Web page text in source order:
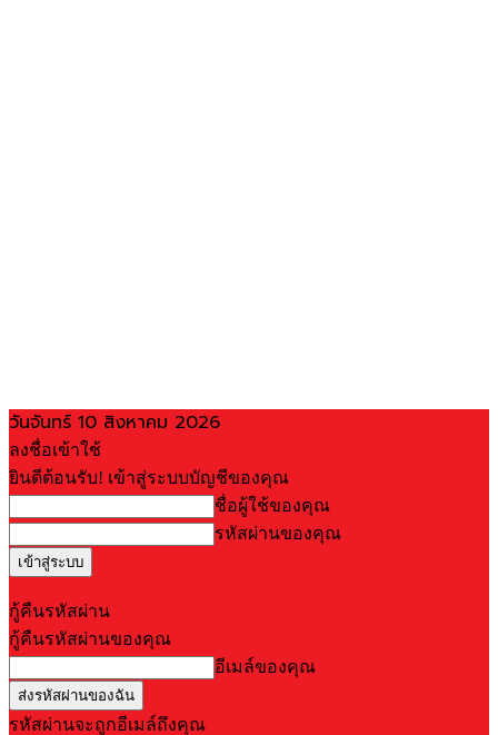
วันจันทร์ 10 สิงหาคม 2026
ลงชื่อเข้าใช้
ยินดีต้อนรับ! เข้าสู่ระบบบัญชีของคุณ
ชื่อผู้ใช้ของคุณ
รหัสผ่านของคุณ
กู้คืนรหัสผ่าน
กู้คืนรหัสผ่านของคุณ
อีเมล์ของคุณ
รหัสผ่านจะถูกอีเมล์ถึงคุณ